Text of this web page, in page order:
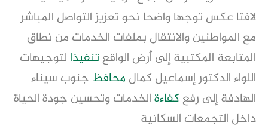
لافتا عكس توجها واضحا نحو تعزيز التواصل المباشر
مع المواطنين والانتقال بملفات الخدمات من نطاق
المتابعة المكتبية إلى أرض الواقعتنفيذا لتوجيهات
اللواء الدكتور إسماعيل كمال محافظ جنوب سيناء
الهادفة إلى رفعكفاءةالخدمات وتحسين جودة الحياة
داخل التجمعات السكانية